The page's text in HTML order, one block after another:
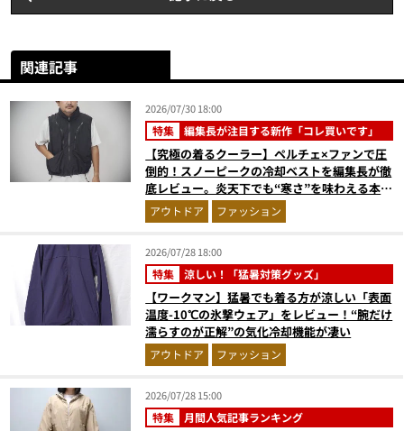
関連記事
2026/07/30 18:00
特集 編集長が注目する新作「コレ買いです」
【究極の着るクーラー】ペルチェ×ファンで圧
倒的！スノーピークの冷却ベストを編集長が徹
底レビュー。炎天下でも“寒さ”を味わえる本気
のギア『コレ買いです』Vol.172
アウトドア ファッション
2026/07/28 18:00
特集 涼しい！「猛暑対策グッズ」
【ワークマン】猛暑でも着る方が涼しい「表面
温度-10℃の氷撃ウェア」をレビュー！“腕だけ
濡らすのが正解”の気化冷却機能が凄い
アウトドア ファッション
2026/07/28 15:00
特集 月間人気記事ランキング